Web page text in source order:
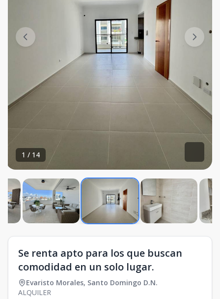
1 / 14
Se renta apto para los que buscan
comodidad en un solo lugar.
Evaristo Morales, Santo Domingo D.N.
ALQUILER